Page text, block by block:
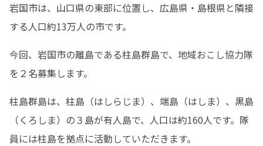
岩国市は、山口県の東部に位置し、広島県・島根県と隣接
する人口約13万人の市です。
今回、岩国市の離島である柱島群島で、地域おこし協力隊
を２名募集します。
柱島群島は、柱島（はしらじま）、端島（はしま）、黒島
（くろしま）の３島が有人島で、人口は約160人です。隊
員には柱島を拠点に活動していただきます。